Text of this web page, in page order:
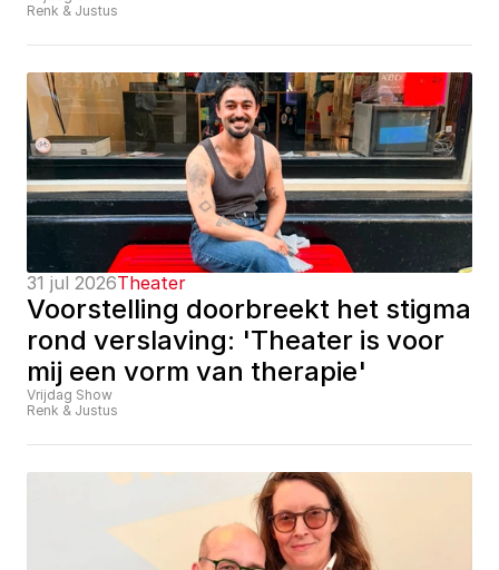
Renk & Justus
31 jul 2026Theater
Voorstelling doorbreekt het stigma
rond verslaving: 'Theater is voor
mij een vorm van therapie'
Vrijdag Show
Renk & Justus